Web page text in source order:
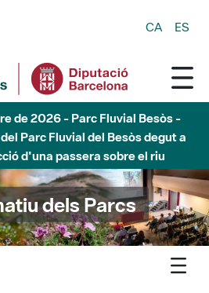
CA ES
de 2026 - Parc Fluvial Besòs -
Parc Fluvial del Besòs degut a
d'una passera sobre el riu
dels Parcs